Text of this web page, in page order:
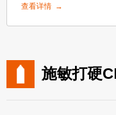
护线路板的功能。
查看详情
施敏打硬